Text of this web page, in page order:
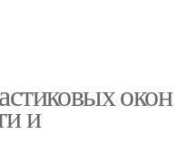
окон
и